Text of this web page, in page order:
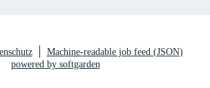
Machine-readable job feed (JSON)
powered by softgarden